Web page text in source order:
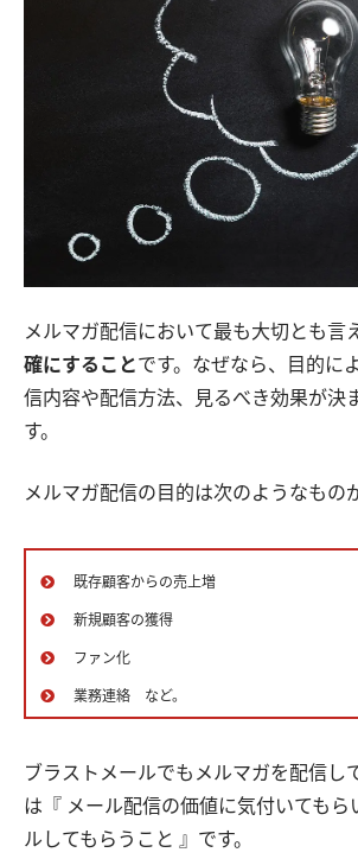
メルマガ配信において最も大切とも言
確にすることです。なぜなら、目的に
信内容や配信方法、見るべき効果が決
す。
メルマガ配信の目的は次のようなもの
既存顧客からの売上増
新規顧客の獲得
ファン化
業務連絡 など。
ブラストメールでもメルマガを配信し
は『 メール配信の価値に気付いてもら
ルしてもらうこと 』です。